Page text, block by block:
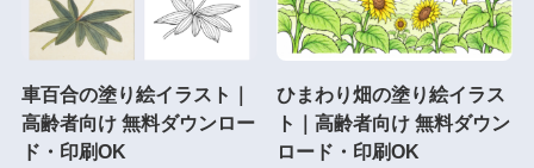
車百合の塗り絵イラスト｜
高齢者向け 無料ダウンロー
ド・印刷OK
ひまわり畑の塗り絵イラス
ト｜高齢者向け 無料ダウン
ロード・印刷OK